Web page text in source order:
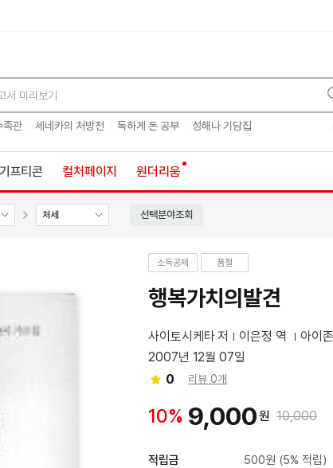
족관 세네카의 처방전 독하게 돈 공부 성해나 기담집 히
기프티콘 컬처페이지 원더리움
처세 선택분야조회
소득공제 품절
행복가치의발견
사이토시케타 저 이은정 역
아이존
2007년 12월 07일
0
리뷰 0개
10% 9,000원 10,000
적립금 500원 (5% 적립)